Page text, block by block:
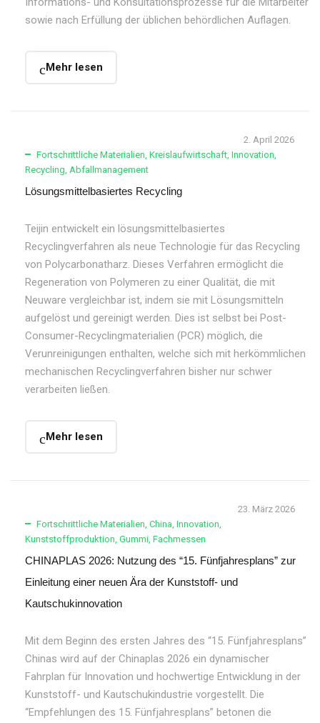
sowie nach Erfüllung der üblichen behördlichen Auflagen.
Mehr lesen
2. April 2026
Fortschrittliche Materialien, Kreislaufwirtschaft, Innovation,
Recycling, Abfallmanagement
Lösungsmittelbasiertes Recycling
Teijin entwickelt ein lösungsmittelbasiertes
Recyclingverfahren als neue Technologie für das Recycling
von Polycarbonatharz. Dieses Verfahren ermöglicht die
Regeneration von Polymeren zu einer Qualität, die mit
Neuware vergleichbar ist, indem sie mit Lösungsmitteln
aufgelöst und gereinigt werden. Dies ist selbst bei Post-
Consumer-Recyclingmaterialien (PCR) möglich, die
Verunreinigungen enthalten, welche sich mit herkömmlichen
mechanischen Recyclingverfahren bisher nur schwer
verarbeiten ließen.
Mehr lesen
23. März 2026
Fortschrittliche Materialien, China, Innovation,
Kunststoffproduktion, Gummi, Fachmessen
CHINAPLAS 2026: Nutzung des “15. Fünfjahresplans” zur
Einleitung einer neuen Ära der Kunststoff- und
Kautschukinnovation
Mit dem Beginn des ersten Jahres des “15. Fünfjahresplans”
Chinas wird auf der Chinaplas 2026 ein dynamischer
Fahrplan für Innovation und hochwertige Entwicklung in der
Kunststoff- und Kautschukindustrie vorgestellt. Die
“Empfehlungen des 15. Fünfjahresplans” betonen die